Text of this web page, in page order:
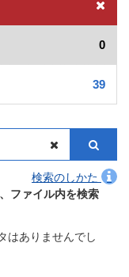
0
39
検索のしかた
ファイル内を検索
はありませんでし